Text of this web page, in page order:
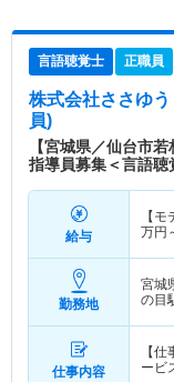
言語聴覚士 正職員
株式会社ささゆ
員)
【宮城県／仙台市
指導員募集＜言語聴
給与
【モ
万円
勤務地
宮城
の目
仕事内容
【
ービ